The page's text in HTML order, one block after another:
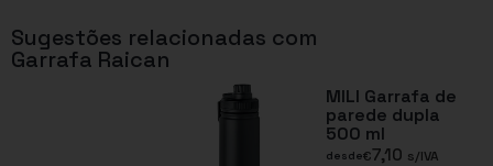
Sugestões relacionadas com
Garrafa Raican
MILI Garrafa de
parede dupla
500 ml
desde€7,10 s/IVA